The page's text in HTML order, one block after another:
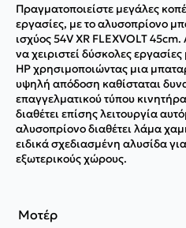
Πραγματοποιείστε μεγάλες
εργασίες, με το αλυσοπρίονο
ισχύος 54V XR FLEXVOLT
να χειριστεί δύσκολες
HP χρησιμοποιώντας μια
υψηλή απόδοση καθίσταται
επαγγελματικού τύπου
διαθέτει επίσης λειτουργία
αλυσοπρίονο διαθέτει λάμα
ειδικά σχεδιασμένη αλυσίδα
εξωτερικούς χώρους.
Μοτέρ